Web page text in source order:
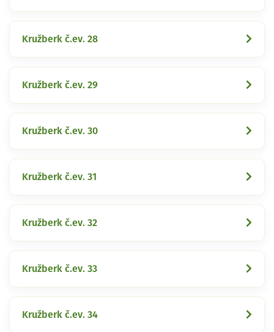
Kružberk č.ev. 28
Kružberk č.ev. 29
Kružberk č.ev. 30
Kružberk č.ev. 31
Kružberk č.ev. 32
Kružberk č.ev. 33
Kružberk č.ev. 34